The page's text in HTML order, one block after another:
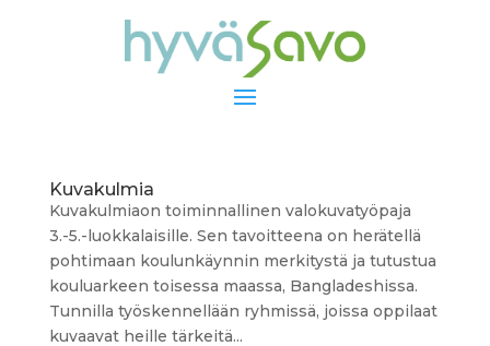
Kuvakulmia
Kuvakulmiaon toiminnallinen valokuvatyöpaja
3.-5.-luokkalaisille. Sen tavoitteena on herätellä
pohtimaan koulunkäynnin merkitystä ja tutustua
kouluarkeen toisessa maassa, Bangladeshissa.
Tunnilla työskennellään ryhmissä, joissa oppilaat
kuvaavat heille tärkeitä...